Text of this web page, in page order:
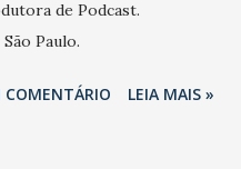
de Podcast.
Paulo.
COMENTÁRIO LEIA MAIS »